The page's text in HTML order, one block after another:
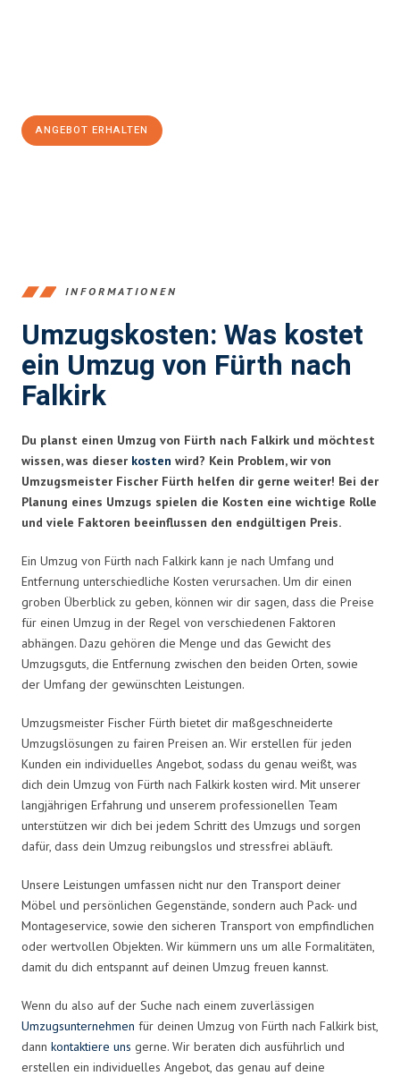
ANGEBOT ERHALTEN
INFORMATIONEN
Umzugskosten: Was kostet
ein Umzug von Fürth nach
Falkirk
Du planst einen Umzug von Fürth nach Falkirk und möchtest
wissen, was dieser kosten wird? Kein Problem, wir von
Umzugsmeister Fischer Fürth helfen dir gerne weiter! Bei der
Planung eines Umzugs spielen die Kosten eine wichtige Rolle
und viele Faktoren beeinflussen den endgültigen Preis.
Ein Umzug von Fürth nach Falkirk kann je nach Umfang und
Entfernung unterschiedliche Kosten verursachen. Um dir einen
groben Überblick zu geben, können wir dir sagen, dass die Preise
für einen Umzug in der Regel von verschiedenen Faktoren
abhängen. Dazu gehören die Menge und das Gewicht des
Umzugsguts, die Entfernung zwischen den beiden Orten, sowie
der Umfang der gewünschten Leistungen.
Umzugsmeister Fischer Fürth bietet dir maßgeschneiderte
Umzugslösungen zu fairen Preisen an. Wir erstellen für jeden
Kunden ein individuelles Angebot, sodass du genau weißt, was
dich dein Umzug von Fürth nach Falkirk kosten wird. Mit unserer
langjährigen Erfahrung und unserem professionellen Team
unterstützen wir dich bei jedem Schritt des Umzugs und sorgen
dafür, dass dein Umzug reibungslos und stressfrei abläuft.
Unsere Leistungen umfassen nicht nur den Transport deiner
Möbel und persönlichen Gegenstände, sondern auch Pack- und
Montageservice, sowie den sicheren Transport von empfindlichen
oder wertvollen Objekten. Wir kümmern uns um alle Formalitäten,
damit du dich entspannt auf deinen Umzug freuen kannst.
Wenn du also auf der Suche nach einem zuverlässigen
Umzugsunternehmen für deinen Umzug von Fürth nach Falkirk bist,
dann kontaktiere uns gerne. Wir beraten dich ausführlich und
erstellen ein individuelles Angebot, das genau auf deine